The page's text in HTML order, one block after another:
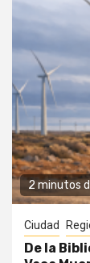
2 minutos
Ciudad
De la